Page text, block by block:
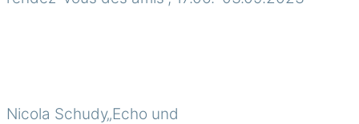
Nicola Schudy„Echo und